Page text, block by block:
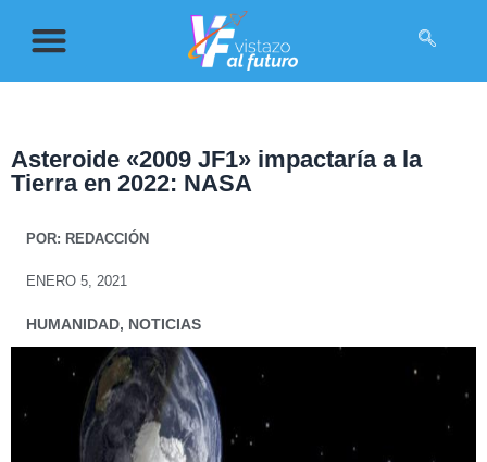
Asteroide «2009 JF1» impactaría a la
Tierra en 2022: NASA
POR: REDACCIÓN
ENERO 5, 2021
HUMANIDAD, NOTICIAS